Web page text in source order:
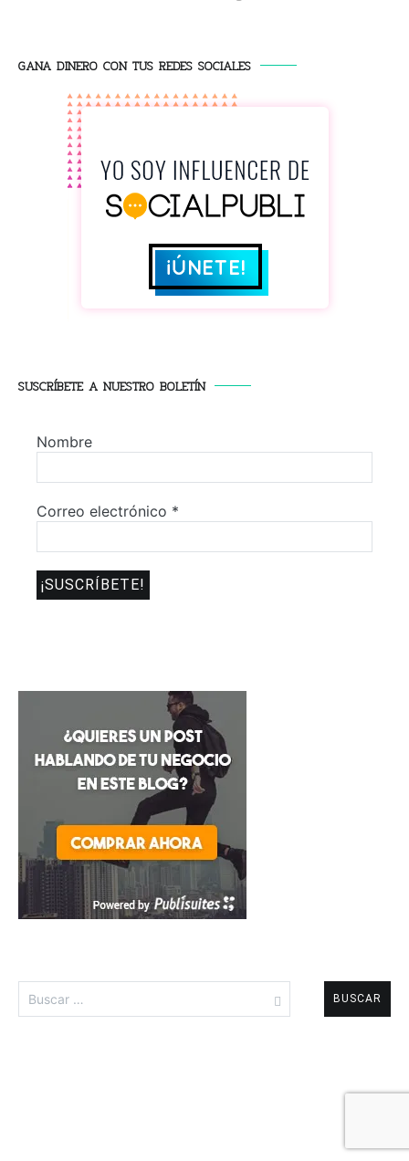
GANA DINERO CON TUS REDES SOCIALES
SUSCRÍBETE A NUESTRO BOLETÍN
Nombre
Correo electrónico *